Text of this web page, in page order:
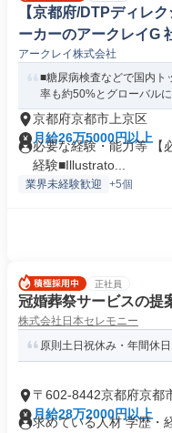
【京都府/DTPディレ
ーカーのアークレイG
アークレイ株式会社
■糖尿病検査などで国内ト
率も約50%とグローバル
京都府京都市上京区
月給26万5000円以上
必要な経験・能力等 【
経験■Illustrato...
業界未経験歓迎 +5個
正社員
冠婚葬祭サービスの提
株式会社日本セレモニー
原則土日祝休み・年間休
〒602-8442京都府京都
月給28万2000円以上
求めている人材 学歴・